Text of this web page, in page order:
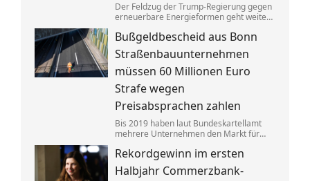
Der Feldzug der Trump-Regierung gegen
erneuerbare Energieformen geht weiter:
in den USA geplante große
Windkraftprojekte auf – gegen eine
üppige Entschädigung.
Bußgeldbescheid aus Bonn
Straßenbauunternehmen
müssen 60 Millionen Euro
Strafe wegen
Preisabsprachen zahlen
Bis 2019 haben laut Bundeskartellamt
mehrere Unternehmen den Markt für
aufgeteilt. Um die verbotenen
Absprachen zu verschleiern, wurden
Codewörter verwendet.
Rekordgewinn im ersten
Halbjahr Commerzbank-